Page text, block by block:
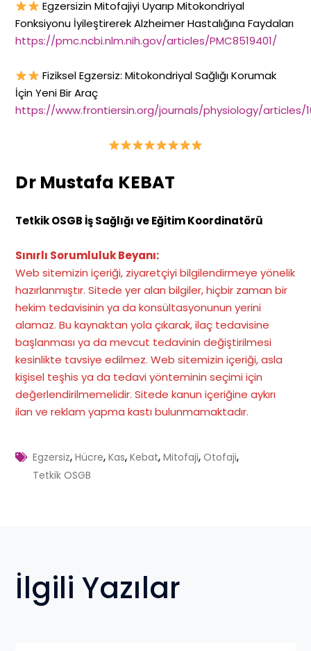
Egzersizin Mitofajiyi Uyarıp Mitokondriyal
Fonksiyonu İyileştirerek Alzheimer Hastalığına Faydaları
https://pmc.ncbi.nlm.nih.gov/articles/PMC8519401/
Fiziksel Egzersiz: Mitokondriyal Sağlığı Korumak
İçin Yeni Bir Araç
https://www.frontiersin.org/journals/physiology/articles/
Dr Mustafa KEBAT
Tetkik OSGB İş Sağlığı ve Eğitim Koordinatörü
Sınırlı Sorumluluk Beyanı:
Web sitemizin içeriği, ziyaretçiyi bilgilendirmeye yönelik
hazırlanmıştır. Sitede yer alan bilgiler, hiçbir zaman bir
hekim tedavisinin ya da konsültasyonunun yerini
alamaz. Bu kaynaktan yola çıkarak, ilaç tedavisine
başlanması ya da mevcut tedavinin değiştirilmesi
kesinlikte tavsiye edilmez. Web sitemizin içeriği, asla
kişisel teşhis ya da tedavi yönteminin seçimi için
değerlendirilmemelidir. Sitede kanun içeriğine aykırı
ilan ve reklam yapma kastı bulunmamaktadır.
Egzersiz,Hücre,Kas,Kebat,Mitofaji,Otofaji,
Tetkik OSGB
İlgili Yazılar